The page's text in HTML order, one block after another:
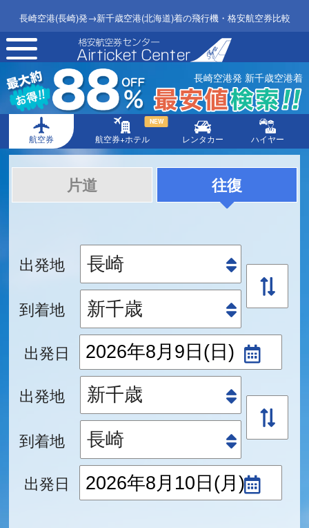
長崎空港(長崎)発→新千歳空港(北海道)着の飛行機・格安航空券比較
toggle
navigation
長崎空港発 新千歳空港着
航空券 航空券+ホテル
NEW
レンタカー ハイヤー
片道 往復
出発地
到着地
出発日
出発地
到着地
出発日